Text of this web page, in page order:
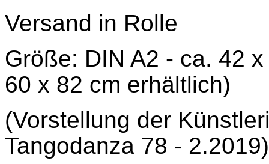
Versand in Rolle
Größe: DIN A2 - ca. 42
60 x 82 cm erhältlich)
(Vorstellung der
Tangodanza 78 - 2.2019)